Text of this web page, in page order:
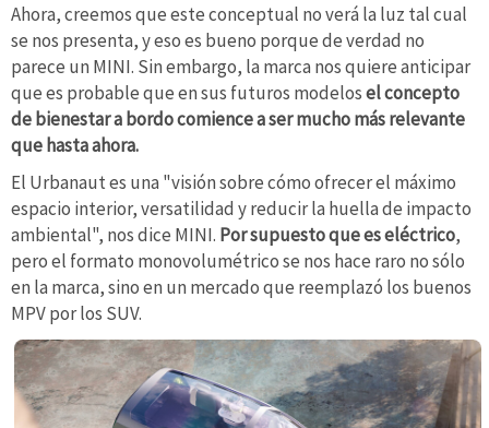
Ahora, creemos que este conceptual no verá la luz tal cual
se nos presenta, y eso es bueno porque de verdad no
parece un MINI. Sin embargo, la marca nos quiere anticipar
que es probable que en sus futuros modelosel concepto
de bienestar a bordo comience a ser mucho más relevante
que hasta ahora.
El Urbanaut es una "visión sobre cómo ofrecer el máximo
espacio interior, versatilidad y reducir la huella de impacto
ambiental", nos dice MINI. Por supuesto que es eléctrico,
pero el formato monovolumétrico se nos hace raro no sólo
en la marca, sino en un mercado que reemplazó los buenos
MPV por los SUV.